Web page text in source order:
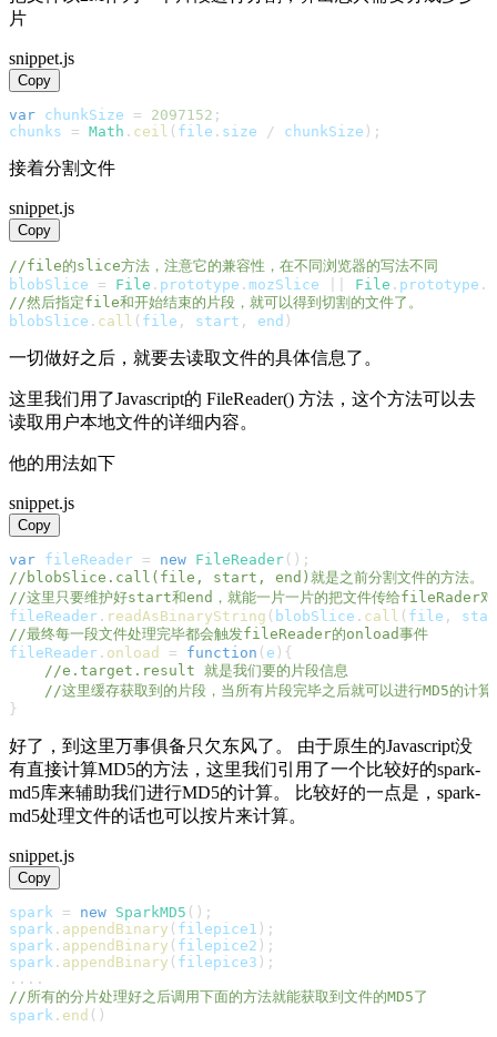
片
snippet.js
Copy
var chunkSize = 2097152 ;
chunks = Math . ceil ( file . size / chunkSize ) ;
接着分割文件
snippet.js
Copy
//file的slice方法，注意它的兼容性，在不同浏览器的写法不同
blobSlice = File . prototype . mozSlice File . prototype .
//然后指定file和开始结束的片段，就可以得到切割的文件了。
blobSlice . call ( file , start , end )
一切做好之后，就要去读取文件的具体信息了。
这里我们用了Javascript的 FileReader() 方法，这个方法可以去
读取用户本地文件的详细内容。
他的用法如下
snippet.js
Copy
var fileReader = new FileReader ( ) ;
//blobSlice.call(file, start, end)就是之前分割文件的方法。
//这里只要维护好start和end，就能一片一片的把文件传给fileRader对
fileReader . readAsBinaryString ( blobSlice . call ( file ,
//最终每一段文件处理完毕都会触发fileReader的onload事件
fileReader . onload = function ( e ) {
//e.target.result 就是我们要的片段信息
//这里缓存获取到的片段，当所有片段完毕之后就可以进行MD5的计算
}
好了，到这里万事俱备只欠东风了。 由于原生的Javascript没
有直接计算MD5的方法，这里我们引用了一个比较好的spark-
md5库来辅助我们进行MD5的计算。 比较好的一点是，spark-
md5处理文件的话也可以按片来计算。
snippet.js
Copy
spark = new SparkMD5 ( ) ;
spark . appendBinary ( filepice1 ) ;
spark . appendBinary ( filepice2 ) ;
spark . appendBinary ( filepice3 ) ;
... .
//所有的分片处理好之后调用下面的方法就能获取到文件的MD5了
spark . end ( )